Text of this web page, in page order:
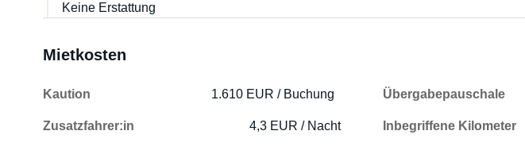
Keine Erstattung
Mietkosten
Kaution 1.610 EUR / Buchung Übergabepauschale
Zusatzfahrer:in 4,3 EUR / Nacht Inbegriffene Kilometer